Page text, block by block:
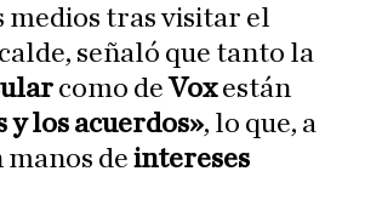
medios tras visitar el
señaló que tanto la
como deVoxestán
y los acuerdos», lo que, a
manos de intereses